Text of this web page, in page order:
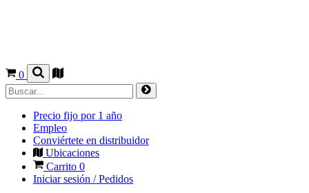
0
Precio fijo por 1 año
Empleo
Conviértete en distribuidor
Ubicaciones
Carrito 0
Iniciar sesión / Pedidos